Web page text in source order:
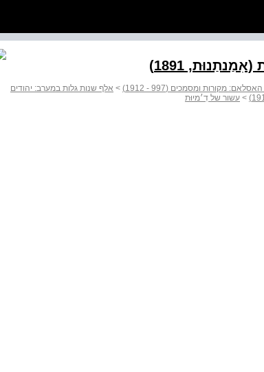
מקורות ומסמכים (997 - 1912) > אלף שנות גלות במערב: יהודים
> עשור של דִ׳מיוּת